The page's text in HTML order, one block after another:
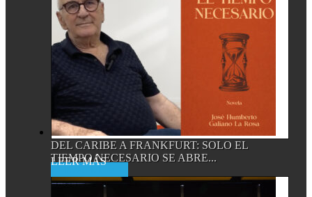
DEL CARIBE A FRANKFURT: SOLO EL
TIEMPO NECESARIO SE ABRE...